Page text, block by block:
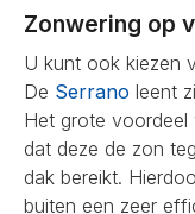
Zonwering op
U kunt ook kiezen
De Serrano leent
Het grote voordeel
dat deze de zon
dak bereikt.
buiten een zeer